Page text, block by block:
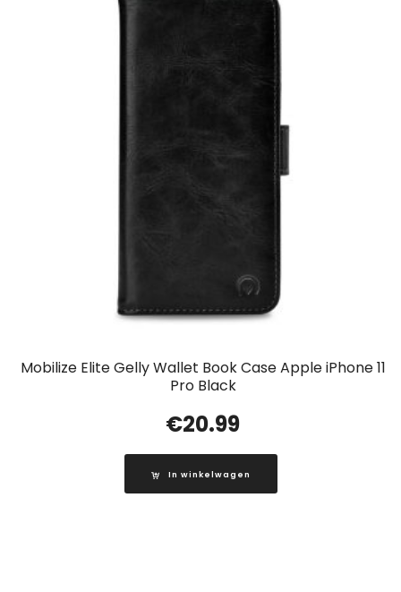
Mobilize Elite Gelly Wallet Book Case Apple iPhone 11
Pro Black
€20.99
In winkelwagen